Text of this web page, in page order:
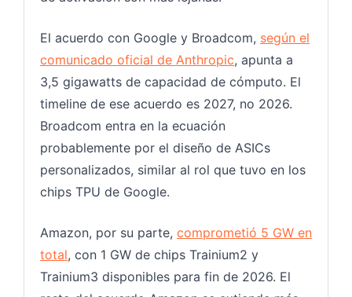
El acuerdo con Google y Broadcom, según el
comunicado oficial de Anthropic, apunta a
3,5 gigawatts de capacidad de cómputo. El
timeline de ese acuerdo es 2027, no 2026.
Broadcom entra en la ecuación
probablemente por el diseño de ASICs
personalizados, similar al rol que tuvo en los
chips TPU de Google.
Amazon, por su parte, comprometió 5 GW en
total, con 1 GW de chips Trainium2 y
Trainium3 disponibles para fin de 2026. El